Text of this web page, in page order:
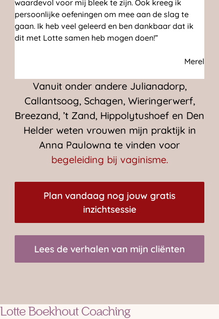
waardevol voor mij bleek te zijn. Ook kreeg ik
persoonlijke oefeningen om mee aan de slag te
gaan. Ik heb veel geleerd en ben dankbaar dat ik
dit met Lotte samen heb mogen doen!”
Merel
Vanuit onder andere Julianadorp,
Callantsoog, Schagen, Wieringerwerf,
Breezand, ’t Zand, Hippolytushoef en Den
Helder weten vrouwen mijn praktijk in
Anna Paulowna te vinden voor
begeleiding bij vaginisme.
Plan vandaag nog jouw gratis
inzichtsessie
Lees de verhalen van mijn cliënten
Lotte Boekhout Coaching